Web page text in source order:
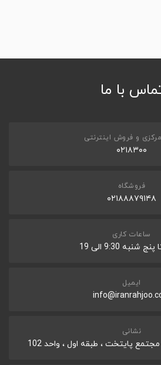
با ما
و فروش اینترنتی
۰۲۱۸۳۰۰
فروشگاه
۰۲۱۸۸۸۷۹۱۴۸
ساعات کاری
شنبه 9:30 الی 19
ایمیل
نشانی
مجتمع پایتخت ، طبقه اول ، واحد 102